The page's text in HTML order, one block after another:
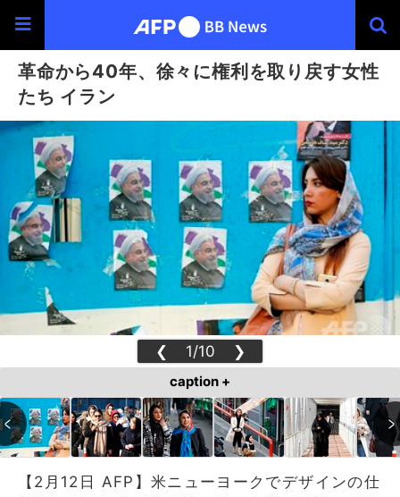
革命から40年、徐々に権利を取り戻す女性
たち イラン
❮ 1/10 ❯
caption +
【2月12日 AFP】米ニューヨークでデザインの仕